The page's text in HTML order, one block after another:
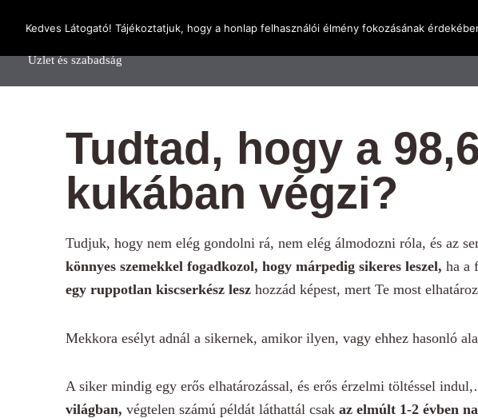
OnlineSeedsMan
Üzlet és szabadság
Tudtad, hogy a
kukában végzi?
Tudjuk, hogy nem elég gondolni rá, nem elég álmodozni róla, és az
könnyes szemekkel fogadkozol, hogy márpedig sikeres leszel, ha a
egy ruppotlan kiscserkész lesz hozzád képest, mert Te most
Mekkora esélyt adnál a sikernek, amikor ilyen, vagy ehhez hasonló
A siker mindig egy erős elhatározással, és erős érzelmi töltéssel
világban, végtelen számú példát láthattál csak az elmúlt 1-2 évben
Kedves Látogató! Tájékoztatjuk, hogy a honlap felhasználói élmény fokozásának